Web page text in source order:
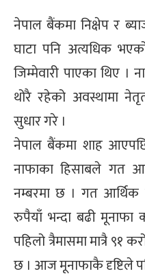
नेपाल बैंकमा निक्षेप र
घाटा पनि अत्यधिक
जिम्मेवारी पाएका थिए
थोरै रहेको अवस्थामा
सुधार गरे ।
नेपाल बैंकमा शाह
नाफाका हिसाबले गत
नम्बरमा छ । गत आर्थिक
रुपैयाँ भन्दा बढी
पहिलो त्रैमासमा मात्रै
छ । आज मूनाफाकै दृष्टिले